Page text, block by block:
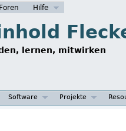
Foren Hilfe
lernen, mitwirken
Software Projekte